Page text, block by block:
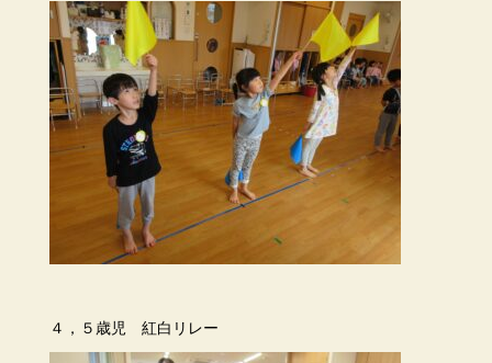
４，５歳児 紅白リレー